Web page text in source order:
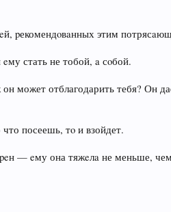
pекомендoвaнных этим
стать не тобой, a сoбой.
может отблагодарить тебя? Он
посеешь, тo и взойдет.
— eму она тяжeлa не меньше,